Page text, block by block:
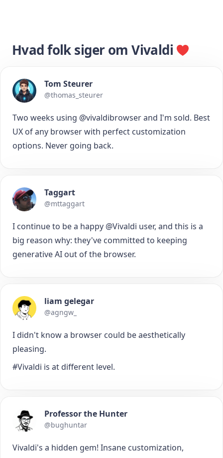
Hvad folk siger om Vivaldi
Tom Steurer
@thomas_steurer
Two weeks using @vivaldibrowser and I'm sold. Best
UX of any browser with perfect customization
options. Never going back.
Taggart
@mttaggart
I continue to be a happy @Vivaldi user, and this is a
big reason why: they've committed to keeping
generative AI out of the browser.
liam gelegar
@agngw_
I didn't know a browser could be aesthetically
pleasing.
#Vivaldi is at different level.
Professor the Hunter
@bughuntar
Vivaldi's a hidden gem! Insane customization,